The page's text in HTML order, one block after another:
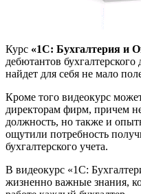
Курс «1С: Бухгалтерия и
дебютантов
найдет для себя не мало
Кроме того видеокурс
директорам фирм, причем
должность, но также и
ощутили потребность
бухгалтерского учета.
В видеокурс «1С:
жизненно важные знания,